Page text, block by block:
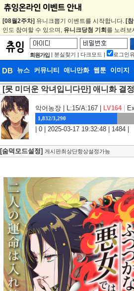
[08월2주차] 유니크뽑기 이벤트를 시작합니다. [
인도 참여할 수 있으며, 유니크당첨 기회 를 노려보
회원가입 | 분실찾기 | 다크모드 | 로그인
DB 뉴스 커뮤니티 애니만화 웹툰 이미지
DB 뉴스 커
웹툰 이미지
[못 미더운 악녀입니다만] 애니화 결정
악어농장 | L:15/A:167 | LV164
1,832/3,290
| 0 | 2025-03-17 19:32:48 | 1484 |
[숨덕모드설정] 게시판최상단항상설정가능